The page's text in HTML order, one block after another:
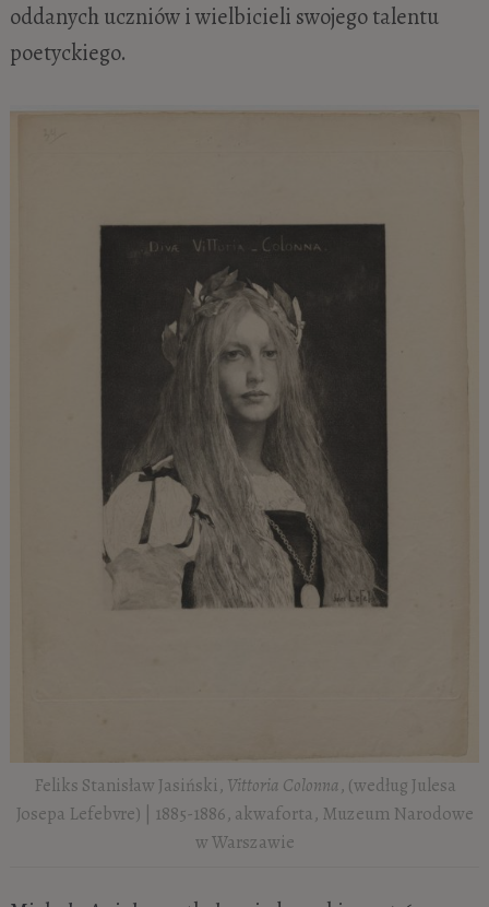
oddanych uczniów i wielbicieli swojego talentu
poetyckiego.
Feliks Stanisław Jasiński, Vittoria Colonna, (według Julesa
Josepa Lefebvre) | 1885-1886, akwaforta, Muzeum Narodowe
w Warszawie